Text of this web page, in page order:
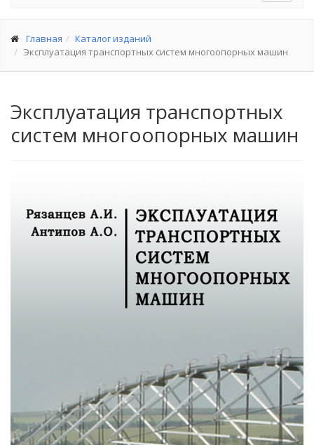
Главная
Каталог изданий
Эксплуатация транспортных систем многоопорных машин
Эксплуатация транспортных
систем многоопорных машин